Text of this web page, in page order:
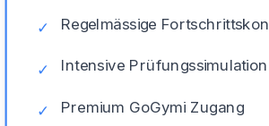
✓ Regelmässige
✓ Intensive Prüfungssimulation
✓ Premium GoGymi Zugang